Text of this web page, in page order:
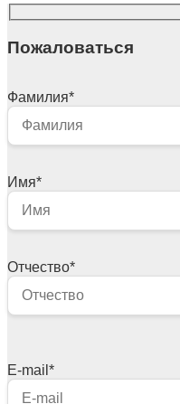
Пожаловаться
Фамилия*
Имя*
Отчество*
E-mail *